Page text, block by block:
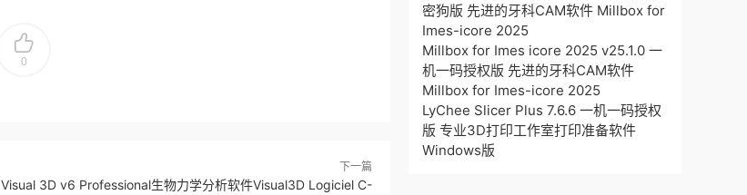
0
下一篇
Visual 3D v6 Professional生物力学分析软件Visual3D Logiciel C-
密狗版 先进的牙科CAM软件 Millbox for
Imes-icore 2025
Millbox for Imes icore 2025 v25.1.0 一
机一码授权版 先进的牙科CAM软件
Millbox for Imes-icore 2025
LyChee Slicer Plus 7.6.6 一机一码授权
版 专业3D打印工作室打印准备软件
Windows版